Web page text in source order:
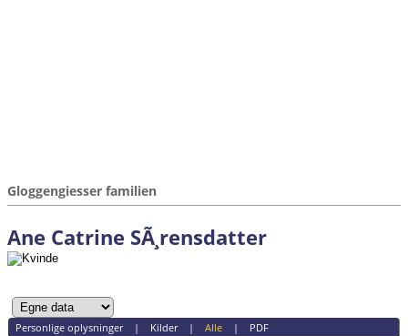
Gloggengiesser familien
Ane Catrine SÃ¸rensdatter
Personlige oplysninger| Kilder| Alle| PDF